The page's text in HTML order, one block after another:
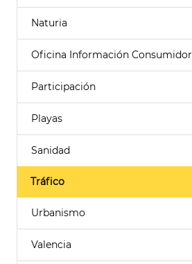
Naturia
Oficina Información Consumidor
Participación
Playas
Sanidad
Tráfico
Urbanismo
Valencia